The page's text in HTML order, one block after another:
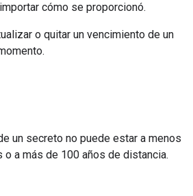
cómo se proporcionó.
o quitar un vencimiento de un
un secreto no puede estar a menos
o a más de 100 años de distancia.